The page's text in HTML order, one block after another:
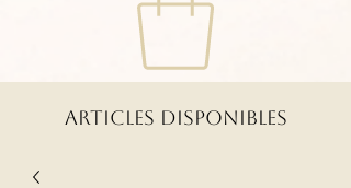
ARTICLES DISPONIBLES